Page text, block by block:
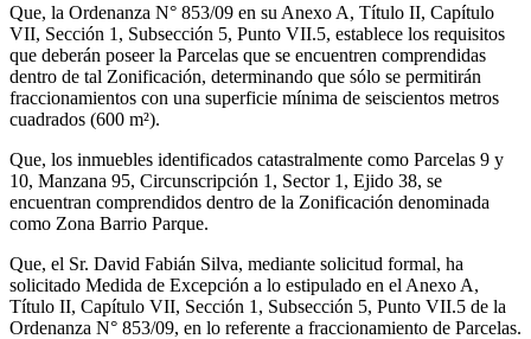
Que, la Ordenanza N° 853/09 en su Anexo A, Título II, Capítulo
VII, Sección 1, Subsección 5, Punto VII.5, establece los requisitos
que deberán poseer la Parcelas que se encuentren comprendidas
dentro de tal Zonificación, determinando que sólo se permitirán
fraccionamientos con una superficie mínima de seiscientos metros
cuadrados (600 m²).
Que, los inmuebles identificados catastralmente como Parcelas 9 y
10, Manzana 95, Circunscripción 1, Sector 1, Ejido 38, se
encuentran comprendidos dentro de la Zonificación denominada
como Zona Barrio Parque.
Que, el Sr. David Fabián Silva, mediante solicitud formal, ha
solicitado Medida de Excepción a lo estipulado en el Anexo A,
Título II, Capítulo VII, Sección 1, Subsección 5, Punto VII.5 de la
Ordenanza N° 853/09, en lo referente a fraccionamiento de Parcelas.